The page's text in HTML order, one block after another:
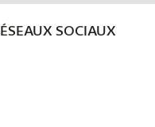
SOCIAUX